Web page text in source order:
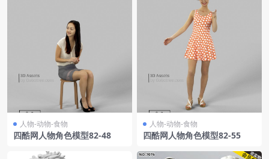
人物-动物-食物
四酷网人物角色模型82-48
人物-动物-食物
四酷网人物角色模型82-55